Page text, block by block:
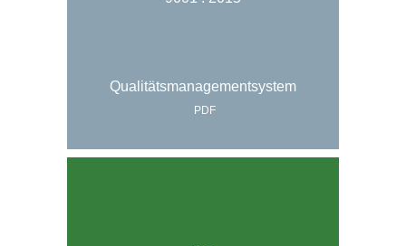
Qualitätsmanagementsystem
PDF